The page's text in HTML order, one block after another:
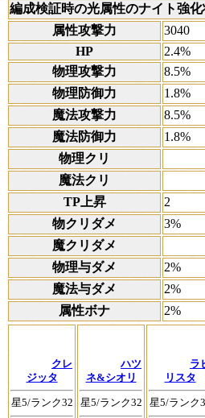
編成検証時の光属性のナイト強
属性攻撃力
3040
HP
2.4%
物理攻撃力
8.5%
物理防御力
1.8%
魔法攻撃力
8.5%
魔法防御力
1.8%
物理クリ
魔法クリ
TP上昇
2
物クリダメ
3%
魔クリダメ
物理与ダメ
2%
魔法与ダメ
2%
属性ボナ
2%
クレ
ジッタ
星5/ランク32
ハツ
ネ&シオリ
星5/ランク32
ラ
リスタ
星5/ランク